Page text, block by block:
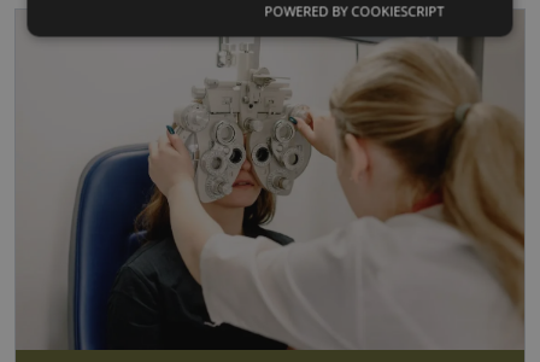
sīkdatnes
Statistikas
sīkdatnes
Mārketinga
sīkdatnes
Funkcionālās
sīkdatnes
Nepieciešamās sīkdatnes
POWERED BY COOKIESCRIPT